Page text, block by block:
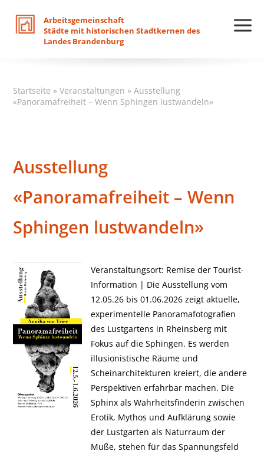
Arbeitsgemeinschaft
Städte mit historischen Stadtkernen des
Landes Brandenburg
Startseite »Veranstaltungen »Ausstellung
«Panoramafreiheit – Wenn Sphingen lustwandeln»
Ausstellung
«Panoramafreiheit – Wenn
Sphingen lustwandeln»
Veranstaltungsort: Remise der Tourist-
Information | Die Ausstellung vom
12.05.26 bis 01.06.2026 zeigt aktuelle,
experimentelle Panoramafotografien
des Lustgartens in Rheinsberg mit
Fokus auf die Sphingen. Es werden
illusionistische Räume und
Scheinarchitekturen kreiert, die andere
Perspektiven erfahrbar machen. Die
Sphinx als Wahrheitsfinderin zwischen
Erotik, Mythos und Aufklärung sowie
der Lustgarten als Naturraum der
Muße, stehen für das Spannungsfeld